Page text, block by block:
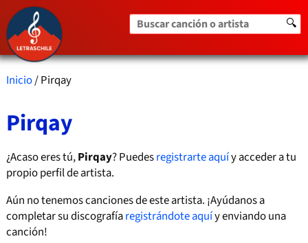
Buscar canción o artista 🔍
Inicio/ Pirqay
Pirqay
¿Acaso eres tú,Pirqay? Puedesregistrarte aquíy acceder a tu
propio perfil de artista.
Aún no tenemos canciones de este artista. ¡Ayúdanos a
completar su discografíaregistrándote aquíy enviando una
canción!